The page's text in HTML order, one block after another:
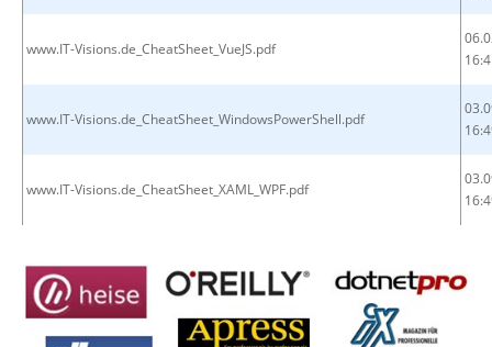
www.IT-Visions.de_CheatSheet_VueJS.pdf
www.IT-Visions.de_CheatSheet_WindowsPowerShell.pdf
www.IT-Visions.de_CheatSheet_XAML_WPF.pdf